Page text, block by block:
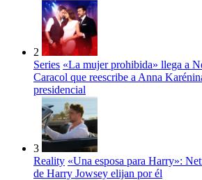
2
Series «La mujer prohibida» llega a
Caracol que reescribe a Anna
presidencial
3
Reality «Una esposa para Harry»:
de Harry Jowsey elijan por él